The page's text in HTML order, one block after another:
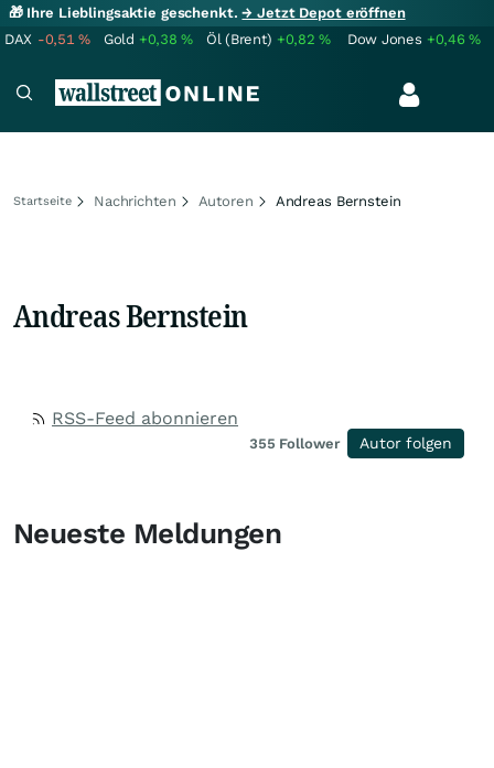
🎁 Ihre Lieblingsaktie geschenkt.→ Jetzt Depot eröffnen
DAX -0,51% Gold +0,38% Öl (Brent) +0,82% Dow Jones +0,46%
Startseite Nachrichten Autoren Andreas Bernstein
Andreas Bernstein
RSS-Feed abonnieren
355 Follower Autor folgen
Neueste Meldungen